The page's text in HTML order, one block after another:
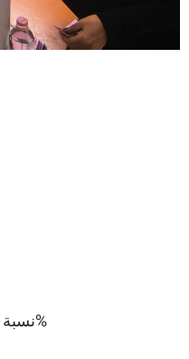
نسبة المشاركين في الانتخابات 72.94%